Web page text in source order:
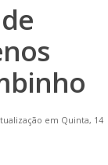
em Quinta, 14